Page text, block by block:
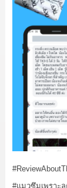
#แมวซึมเพราะ